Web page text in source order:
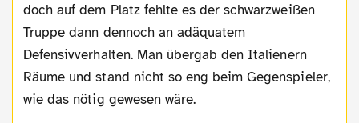
doch auf dem Platz fehlte es der schwarzweißen
Truppe dann dennoch an adäquatem
Defensivverhalten. Man übergab den Italienern
Räume und stand nicht so eng beim Gegenspieler,
wie das nötig gewesen wäre.